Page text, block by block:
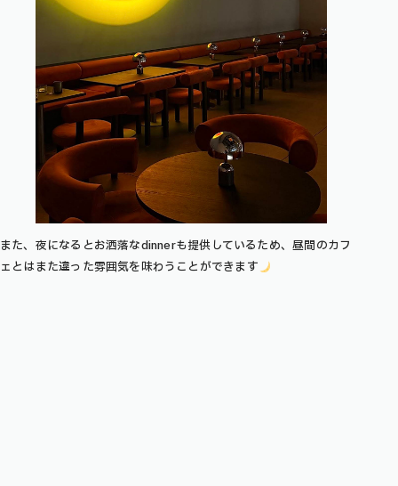
また、夜になるとお洒落なdinnerも提供しているため、昼間のカフ
ェとはまた違った雰囲気を味わうことができます